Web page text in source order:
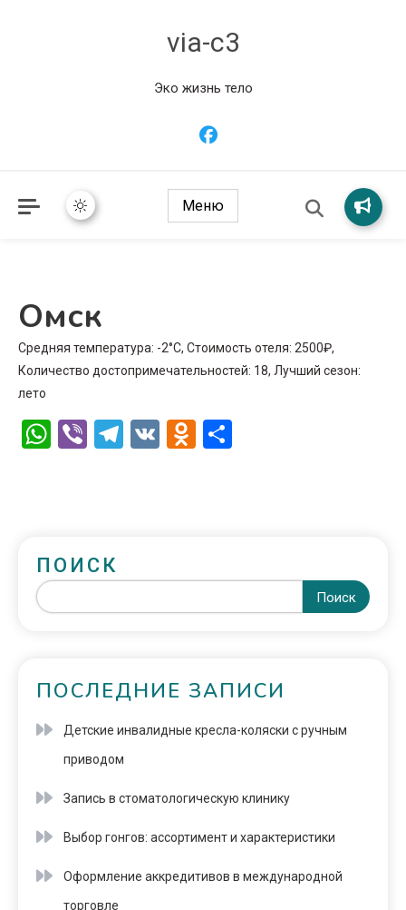
via-c3
Эко жизнь тело
Меню
Омск
Средняя температура: -2°C, Стоимость отеля: 2500₽,
Количество достопримечательностей: 18, Лучший сезон:
лето
WhatsApp
ViberTelegram
VK Odnoklassniki
ПОИСК
Поиск
ПОСЛЕДНИЕ ЗАПИСИ
Детские инвалидные кресла-коляски с ручным
приводом
Запись в стоматологическую клинику
Выбор гонгов: ассортимент и характеристики
Оформление аккредитивов в международной
торговле